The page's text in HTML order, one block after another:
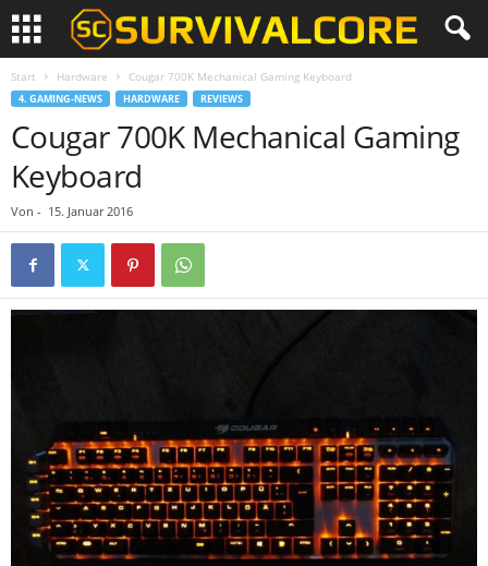
Start Hardware Cougar 700K Mechanical Gaming Keyboard
4. GAMING-NEWS HARDWARE REVIEWS
Cougar 700K Mechanical Gaming
Keyboard
Von - 15. Januar 2016